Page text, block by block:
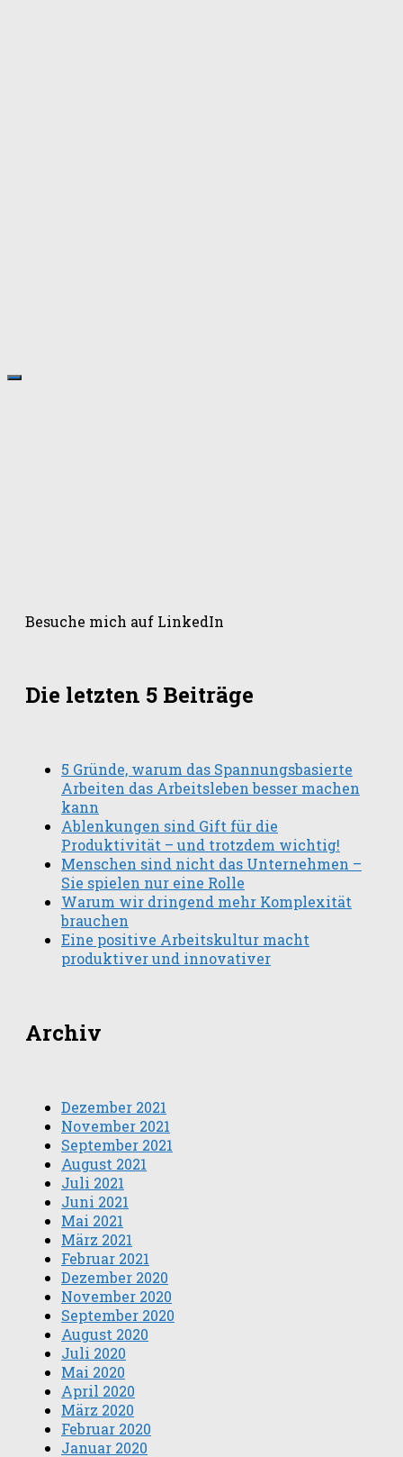
Besuche mich auf LinkedIn
Die letzten 5 Beiträge
5 Gründe, warum das Spannungsbasierte
Arbeiten das Arbeitsleben besser machen
kann
Ablenkungen sind Gift für die
Produktivität – und trotzdem wichtig!
Menschen sind nicht das Unternehmen –
Sie spielen nur eine Rolle
Warum wir dringend mehr Komplexität
brauchen
Eine positive Arbeitskultur macht
produktiver und innovativer
Archiv
Dezember 2021
November 2021
September 2021
August 2021
Juli 2021
Juni 2021
Mai 2021
März 2021
Februar 2021
Dezember 2020
November 2020
September 2020
August 2020
Juli 2020
Mai 2020
April 2020
März 2020
Februar 2020
Januar 2020